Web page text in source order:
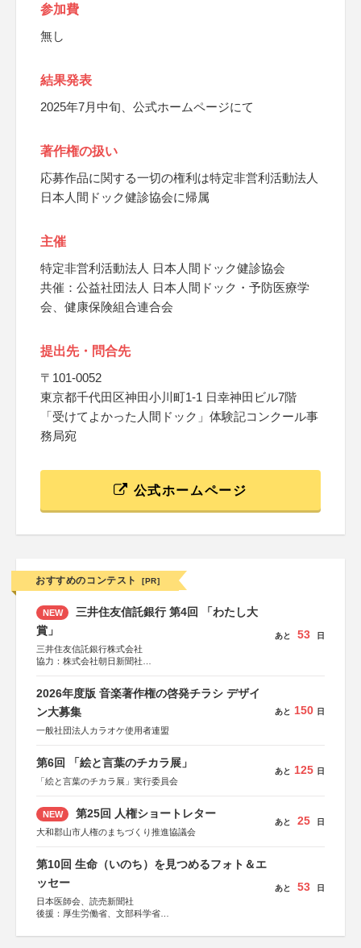
参加費
無し
結果発表
2025年7月中旬、公式ホームページにて
著作権の扱い
応募作品に関する一切の権利は特定非営利活動法人
日本人間ドック健診協会に帰属
主催
特定非営利活動法人 日本人間ドック健診協会
共催：公益社団法人 日本人間ドック・予防医療学
会、健康保険組合連合会
提出先・問合先
〒101-0052
東京都千代田区神田小川町1-1 日幸神田ビル7階
「受けてよかった人間ドック」体験記コンクール事
務局宛
公式ホームページ
おすすめのコンテスト [PR]
NEW
三井住友信託銀行 第4回 「わたし大
賞」
三井住友信託銀行株式会社
協力：株式会社朝日新聞社
あと 53 日
2026年度版 音楽著作権の啓発チラシ デザイ
ン大募集
一般社団法人カラオケ使用者連盟
あと 150 日
第6回 「絵と言葉のチカラ展」
「絵と言葉のチカラ展」実行委員会
あと 125 日
NEW 第25回 人権ショートレター
大和郡山市人権のまちづくり推進協議会
あと 25 日
第10回 生命（いのち）を見つめるフォト＆エ
ッセー
日本医師会、読売新聞社
後援：厚生労働省、文部科学省
しん生命保険株式会社
あと 53 日